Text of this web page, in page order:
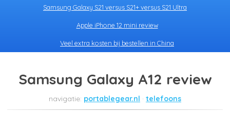
Samsung Galaxy S21 versus S21+ versus S21 Ultra
Apple iPhone 12 mini review
Veel extra kosten bij bestellen in China
Samsung Galaxy A12 review
portablegear.nl telefoons